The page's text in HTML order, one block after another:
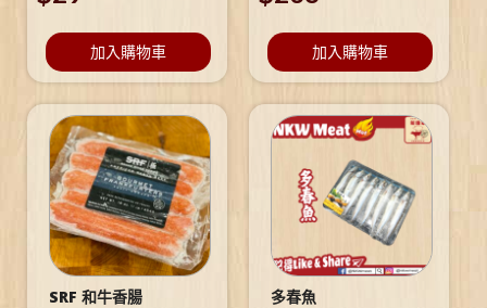
加入購物車 加入購物車
SRF 和牛香腸 多春魚